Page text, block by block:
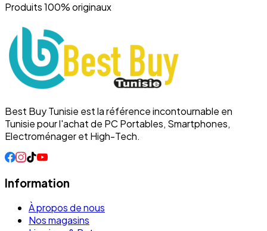
Produits 100% originaux
Best Buy Tunisie est la référence incontournable en
Tunisie pour l'achat de PC Portables, Smartphones,
Electroménager et High-Tech.
Information
À propos de nous
Nos magasins